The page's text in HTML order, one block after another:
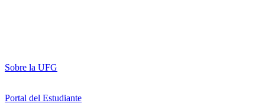
Sobre la UFG
Portal del Estudiante